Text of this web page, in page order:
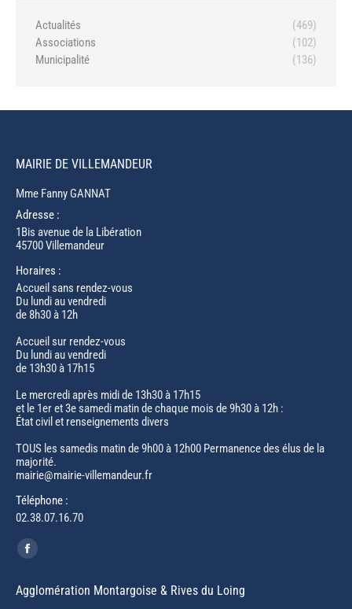
Actualités
(469)
Associations
(102)
Municipalité
(136)
MAIRIE DE VILLEMANDEUR
Mme Fanny GANNAT
Adresse :
1Bis avenue de la Libération
45700 Villemandeur
Horaires :
Accueil sans rendez-vous
Du lundi au vendredi
de 8h30 à 12h
Accueil sur rendez-vous
Du lundi au vendredi
de 13h30 à 17h15
Le mercredi après midi de 13h30 à 17h15
et le 1er et 3e samedi matin de chaque mois de 9h30 à 12h :
État civil et renseignements divers
TOUS les samedis matin de 9h00 à 12h00 Permanence des élus de la
majorité.
mairie@mairie-villemandeur.fr
Téléphone :
02.38.07.16.70
Trouvez nous sur :
Facebook
opens
Agglomération Montargoise & Rives du Loing